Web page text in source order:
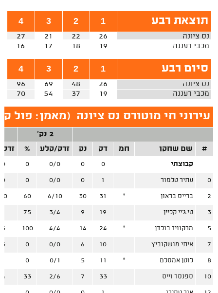
תוצאת רבע 1
2
3
4
נס ציונה 26
22
21
27
מכבי רעננה
19
18
17
16
סיום רבע 1
2
3
4
נס ציונה 26
48
69
96
מכבי רעננה
19
37
54
70
עירוני חי מוטורס נס ציונה (מאמן: פול
2 נק'
#
שם שחקן חמ דק נק זרק/קלע %
קבוצתי 0
0
0/0
0
0 עתיר טלמור 1
0
0/0
0
2 ברייס בראון *
31
30
6/10
60
3 טי.ג'יי קליין 19
9
3/4
75
5 מרקוויז בולדן *
24
14
4/4
100
7 איתי מושקוביץ 10
6
0/0
0
8 לוטן אמסלם *
11
5
0/1
0
10 ספנסר וייס 33
7
2/6
33